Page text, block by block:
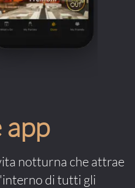
notturna che attrae
di tutti gli